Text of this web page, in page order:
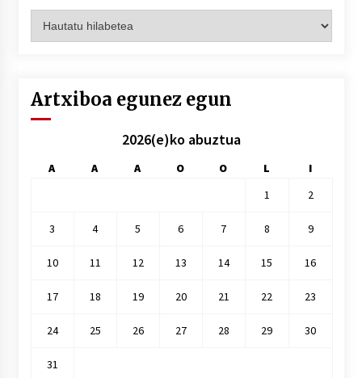
hilez
Artxiboa egunez egun
2026(e)ko abuztua
A A A O O L
I
1
2
3 4 5 6 7 8 9
10 11 12 13 14 15 16
17 18 19 20 21 22 23
24 25 26 27 28 29 30
31